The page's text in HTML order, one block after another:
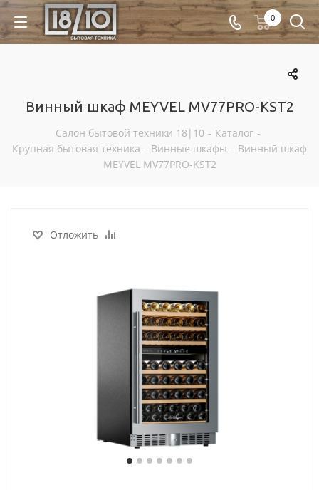
0
Винный шкаф MEYVEL MV77PRO-KST2
Салон бытовой техники 18|10 - Каталог -
Крупная бытовая техника - Винные шкафы - Винный шкаф
MEYVEL MV77PRO-KST2
Отложить